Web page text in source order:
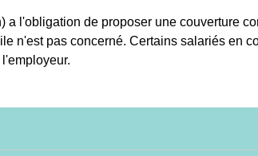
a l'obligation de proposer une couverture
n'est pas concerné. Certains salariés en